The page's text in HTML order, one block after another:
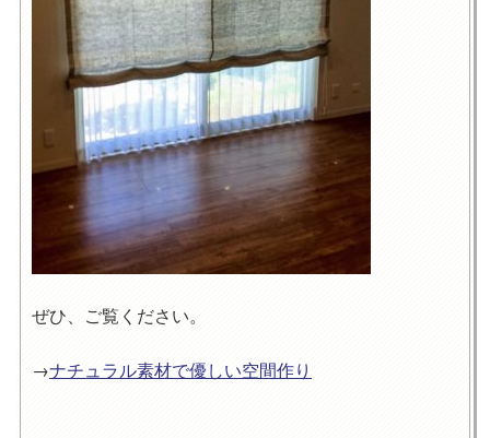
ぜひ、ご覧ください。
→ナチュラル素材で優しい空間作り